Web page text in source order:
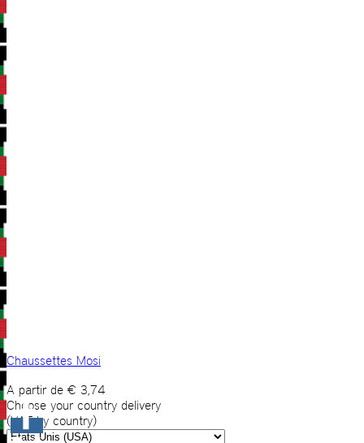
Chaussettes Mosi
A partir de € 3,74
Choose your country delivery
(VAT by country)